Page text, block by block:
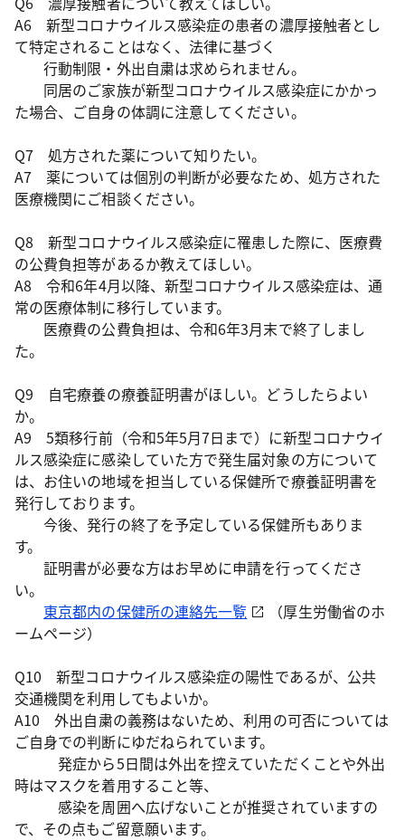
A6 新型コロナウイルス感染症の患者の濃厚接触者とし
て特定されることはなく、法律に基づく
行動制限・外出自粛は求められません。
同居のご家族が新型コロナウイルス感染症にかかっ
た場合、ご自身の体調に注意してください。
Q7 処方された薬について知りたい。
A7 薬については個別の判断が必要なため、処方された
医療機関にご相談ください。
Q8 新型コロナウイルス感染症に罹患した際に、医療費
の公費負担等があるか教えてほしい。
A8 令和6年4月以降、新型コロナウイルス感染症は、通
常の医療体制に移行しています。
医療費の公費負担は、令和6年3月末で終了しまし
た。
Q9 自宅療養の療養証明書がほしい。どうしたらよい
か。
A9 5類移行前（令和5年5月7日まで）に新型コロナウイ
ルス感染症に感染していた方で発生届対象の方について
は、お住いの地域を担当している保健所で療養証明書を
発行しております。
今後、発行の終了を予定している保健所もありま
す。
証明書が必要な方はお早めに申請を行ってくださ
い。
東京都内の保健所の連絡先一覧
（厚生労働省のホ
ームページ）
Q10 新型コロナウイルス感染症の陽性であるが、公共
交通機関を利用してもよいか。
A10 外出自粛の義務はないため、利用の可否については
ご自身での判断にゆだねられています。
発症から5日間は外出を控えていただくことや外出
時はマスクを着用すること等、
感染を周囲へ広げないことが推奨されていますの
で、その点もご留意願います。